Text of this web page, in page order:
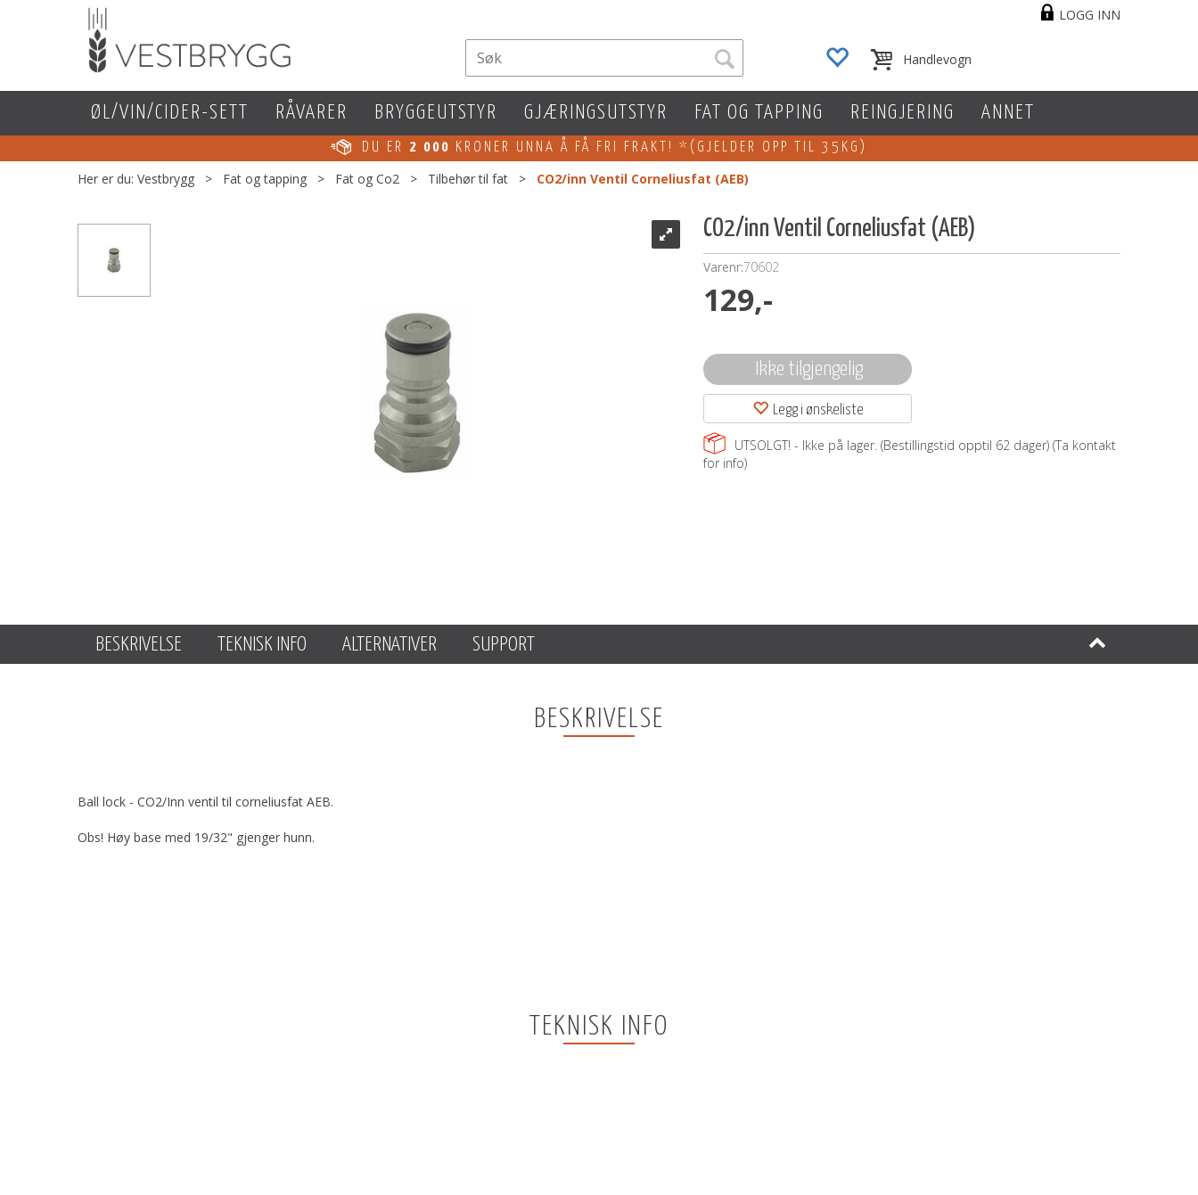
LOGG INN
ØL/VIN/CIDER-SETT RÅVARER BRYGGEUTSTYR GJÆRINGSUTSTYR FAT OG TAPPING REINGJERING ANNET
DU ER 2 000 KRONER UNNA Å FÅ FRI FRAKT! *(GJELDER OPP TIL 35KG)
Her er du: Vestbrygg > Fat og tapping > Fat og Co2 > Tilbehør til fat > CO2/inn Ventil Corneliusfat (AEB)
CO2/inn Ventil Corneliusfat (AEB)
Varenr:70602
129,-
Ikke tilgjengelig
Legg i ønskeliste
UTSOLGT! - Ikke på lager. (Bestillingstid opptil 62 dager) (Ta kontakt
for info)
BESKRIVELSE TEKNISK INFO ALTERNATIVER SUPPORT
BESKRIVELSE
Ball lock - CO2/Inn ventil til corneliusfat AEB.
Obs! Høy base med 19/32" gjenger hunn.
TEKNISK INFO